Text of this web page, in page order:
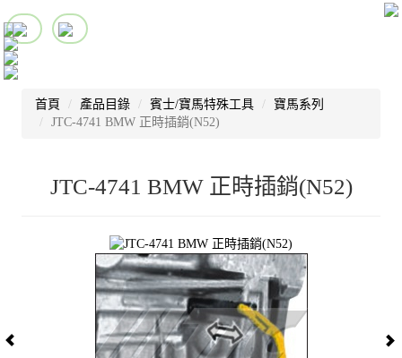
首頁 產品目錄 賓士/寶馬特殊工具
寶馬系列
JTC-4741 BMW 正時插銷(N52)
JTC-4741 BMW 正時插銷(N52)